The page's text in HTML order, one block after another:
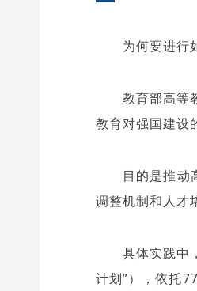
为何要进行
教育部高等
教育对强国建设
目的是推动
调整机制和人才
具体实践中
计划”），依托